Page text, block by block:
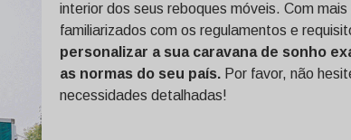
interior dos seus reboques móveis. Com
familiarizados com os regulamentos e
personalizar a sua caravana de sonho
as normas do seu país. Por favor, não
necessidades detalhadas!